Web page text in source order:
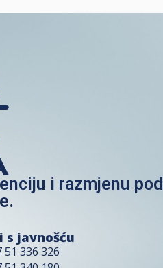
i razmjenu
s javnošću
51 336 326